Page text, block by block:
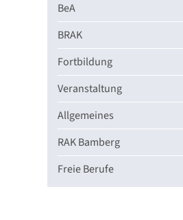
BeA
BRAK
Fortbildung
Veranstaltung
Allgemeines
RAK Bamberg
Freie Berufe